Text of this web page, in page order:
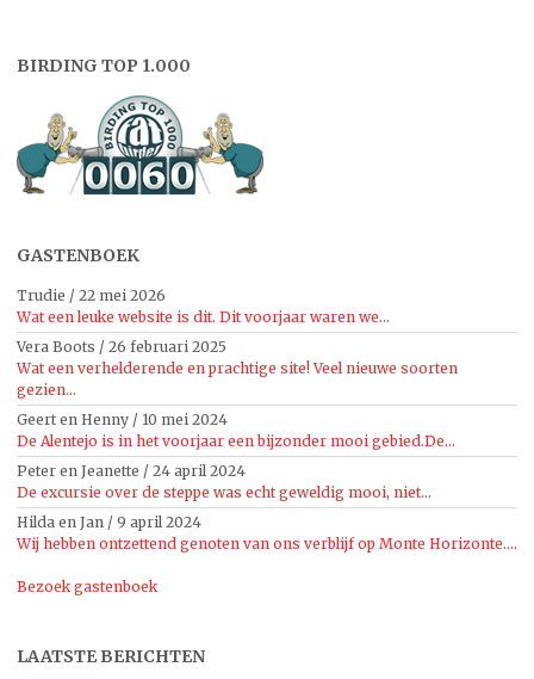
BIRDING TOP 1.000
GASTENBOEK
Trudie / 22 mei 2026
Wat een leuke website is dit. Dit voorjaar waren we...
Vera Boots / 26 februari 2025
Wat een verhelderende en prachtige site! Veel nieuwe soorten
gezien...
Geert en Henny / 10 mei 2024
De Alentejo is in het voorjaar een bijzonder mooi gebied.De...
Peter en Jeanette / 24 april 2024
De excursie over de steppe was echt geweldig mooi, niet...
Hilda en Jan / 9 april 2024
Wij hebben ontzettend genoten van ons verblijf op Monte Horizonte....
Bezoek gastenboek
LAATSTE BERICHTEN